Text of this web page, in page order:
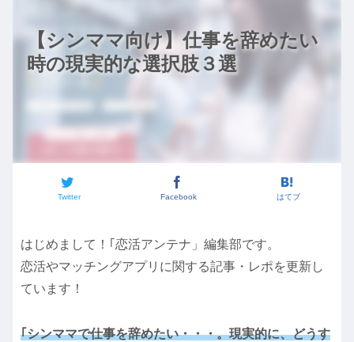
【シンママ向け】仕事を辞めたい
時の現実的な選択肢３選
Twitter Facebook はてブ
はじめまして！｢恋活アンテナ」編集部です。
恋活やマッチングアプリに関する記事・レポを更新し
ています！
｢シンママで仕事を辞めたい・・・。現実的に、どうす